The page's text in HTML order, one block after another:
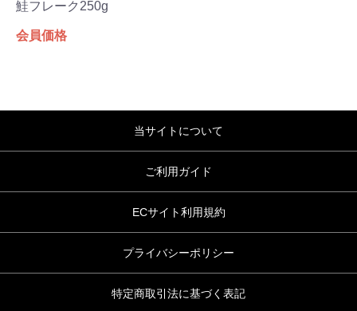
鮭フレーク250g
会員価格
当サイトについて
ご利用ガイド
ECサイト利用規約
プライバシーポリシー
特定商取引法に基づく表記